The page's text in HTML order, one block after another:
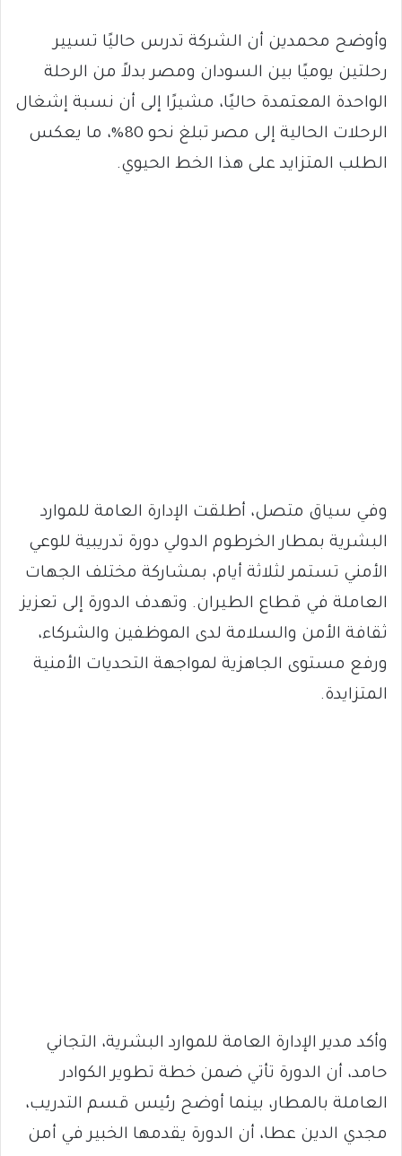
وأوضح محمدين أن الشركة تدرس حاليًا تسيير
رحلتين يوميًا بين السودان ومصر بدلاً من الرحلة
الواحدة المعتمدة حاليًا، مشيرًا إلى أن نسبة إشغال
الرحلات الحالية إلى مصر تبلغ نحو 80%، ما يعكس
الطلب المتزايد على هذا الخط الحيوي.
وفي سياق متصل، أطلقت الإدارة العامة للموارد
البشرية بمطار الخرطوم الدولي دورة تدريبية للوعي
الأمني تستمر لثلاثة أيام، بمشاركة مختلف الجهات
العاملة في قطاع الطيران. وتهدف الدورة إلى تعزيز
ثقافة الأمن والسلامة لدى الموظفين والشركاء،
ورفع مستوى الجاهزية لمواجهة التحديات الأمنية
المتزايدة.
وأكد مدير الإدارة العامة للموارد البشرية، التجاني
حامد، أن الدورة تأتي ضمن خطة تطوير الكوادر
العاملة بالمطار، بينما أوضح رئيس قسم التدريب،
مجدي الدين عطا، أن الدورة يقدمها الخبير في أمن